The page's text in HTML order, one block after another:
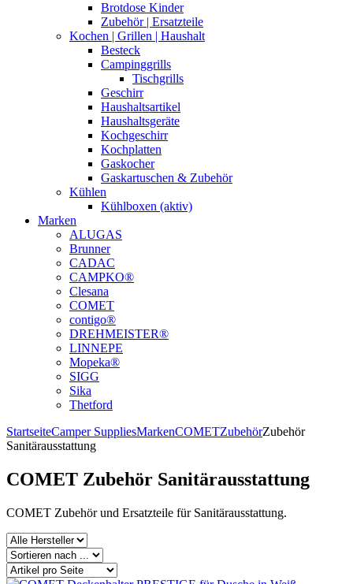
Brotdose Kinder
Zubehör | Ersatzteile
Kochen | Grillen | Haushalt
Besteck
Campinggrills
Tischgrills
Geschirr
Haushaltsartikel
Haushaltsgeräte
Kochgeschirr
Kochplatten
Gaskocher
Gaskartuschen & Zubehör
Kühlen
Kühlboxen (aktiv)
Marken
ALUGAS
Brunner
CADAC
CAMPKO®
Clesana
COMET
contigo®
DREHMEISTER®
LINNEPE
Mopeka®
SIGG
Sika
Thetford
StartseiteCamper SuppliesMarkenCOMETZubehörZubehör
Sanitärausstattung
COMET Zubehör Sanitärausstattung
COMET Zubehör und Ersatzteile für Sanitärausstattung.